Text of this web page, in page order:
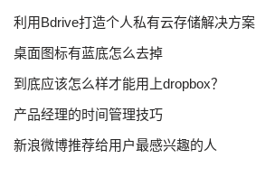
利用Bdrive打造个人私有云存储解决方案
桌面图标有蓝底怎么去掉
到底应该怎么样才能用上dropbox？
产品经理的时间管理技巧
新浪微博推荐给用户最感兴趣的人